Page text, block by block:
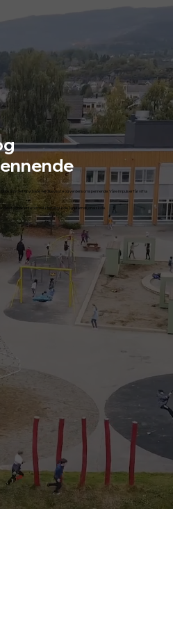
er vi både verdibevisste og verdensomspennende. Våre impulser får vi fra
to godkjente formål; kristelig skole og internasjonal skole.